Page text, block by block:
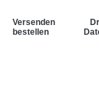
Versenden
bestellen